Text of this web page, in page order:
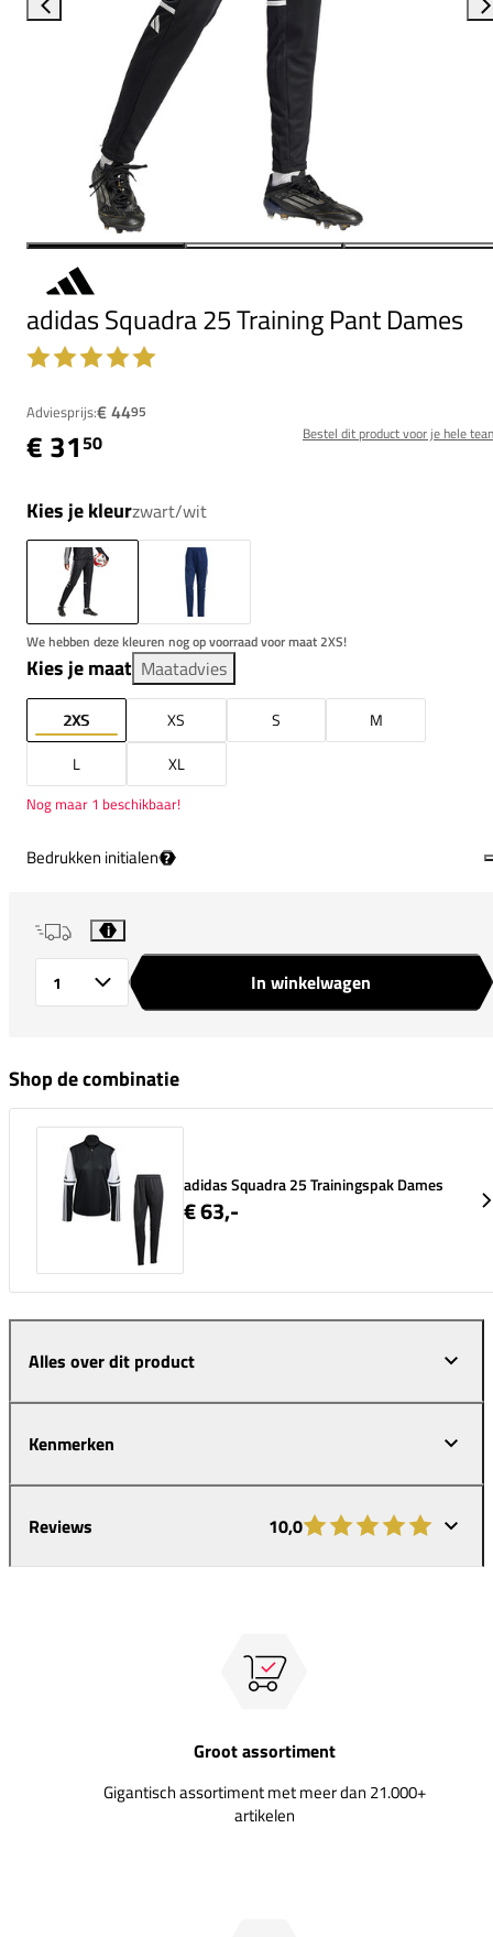
adidas Squadra 25 Training Pant Dames
Adviesprijs:€ 4495
€ 3150 Bestel dit product voor je hele
Kies je kleurzwart/wit
We hebben deze kleuren nog op voorraad voor maat 2XS!
Kies je maat Maatadvies
2XS XS S
M
L
XL
Nog maar 1 beschikbaar!
Bedrukken initialen ?
i
In winkelwagen
Shop de combinatie
adidas Squadra 25 Trainingspak Dames
€ 63,-
Alles over dit product
Kenmerken
Reviews 10,0
Groot assortiment
Gigantisch assortiment met meer dan 21.000+
artikelen